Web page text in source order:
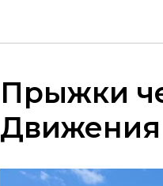
Прыжки